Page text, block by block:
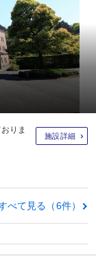
りま
施設詳細
べて見る（6件）